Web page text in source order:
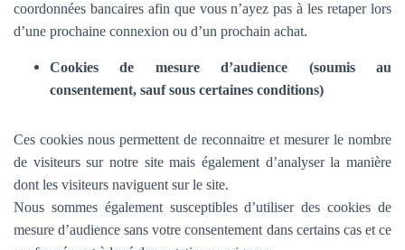
coordonnées bancaires afin que vous n’ayez pas à les retaper lors
d’une prochaine connexion ou d’un prochain achat.
Cookies de mesure d’audience (soumis au
consentement, sauf sous certaines conditions)
Ces cookies nous permettent de reconnaitre et mesurer le nombre
de visiteurs sur notre site mais également d’analyser la manière
dont les visiteurs naviguent sur le site.
Nous sommes également susceptibles d’utiliser des cookies de
mesure d’audience sans votre consentement dans certains cas et ce